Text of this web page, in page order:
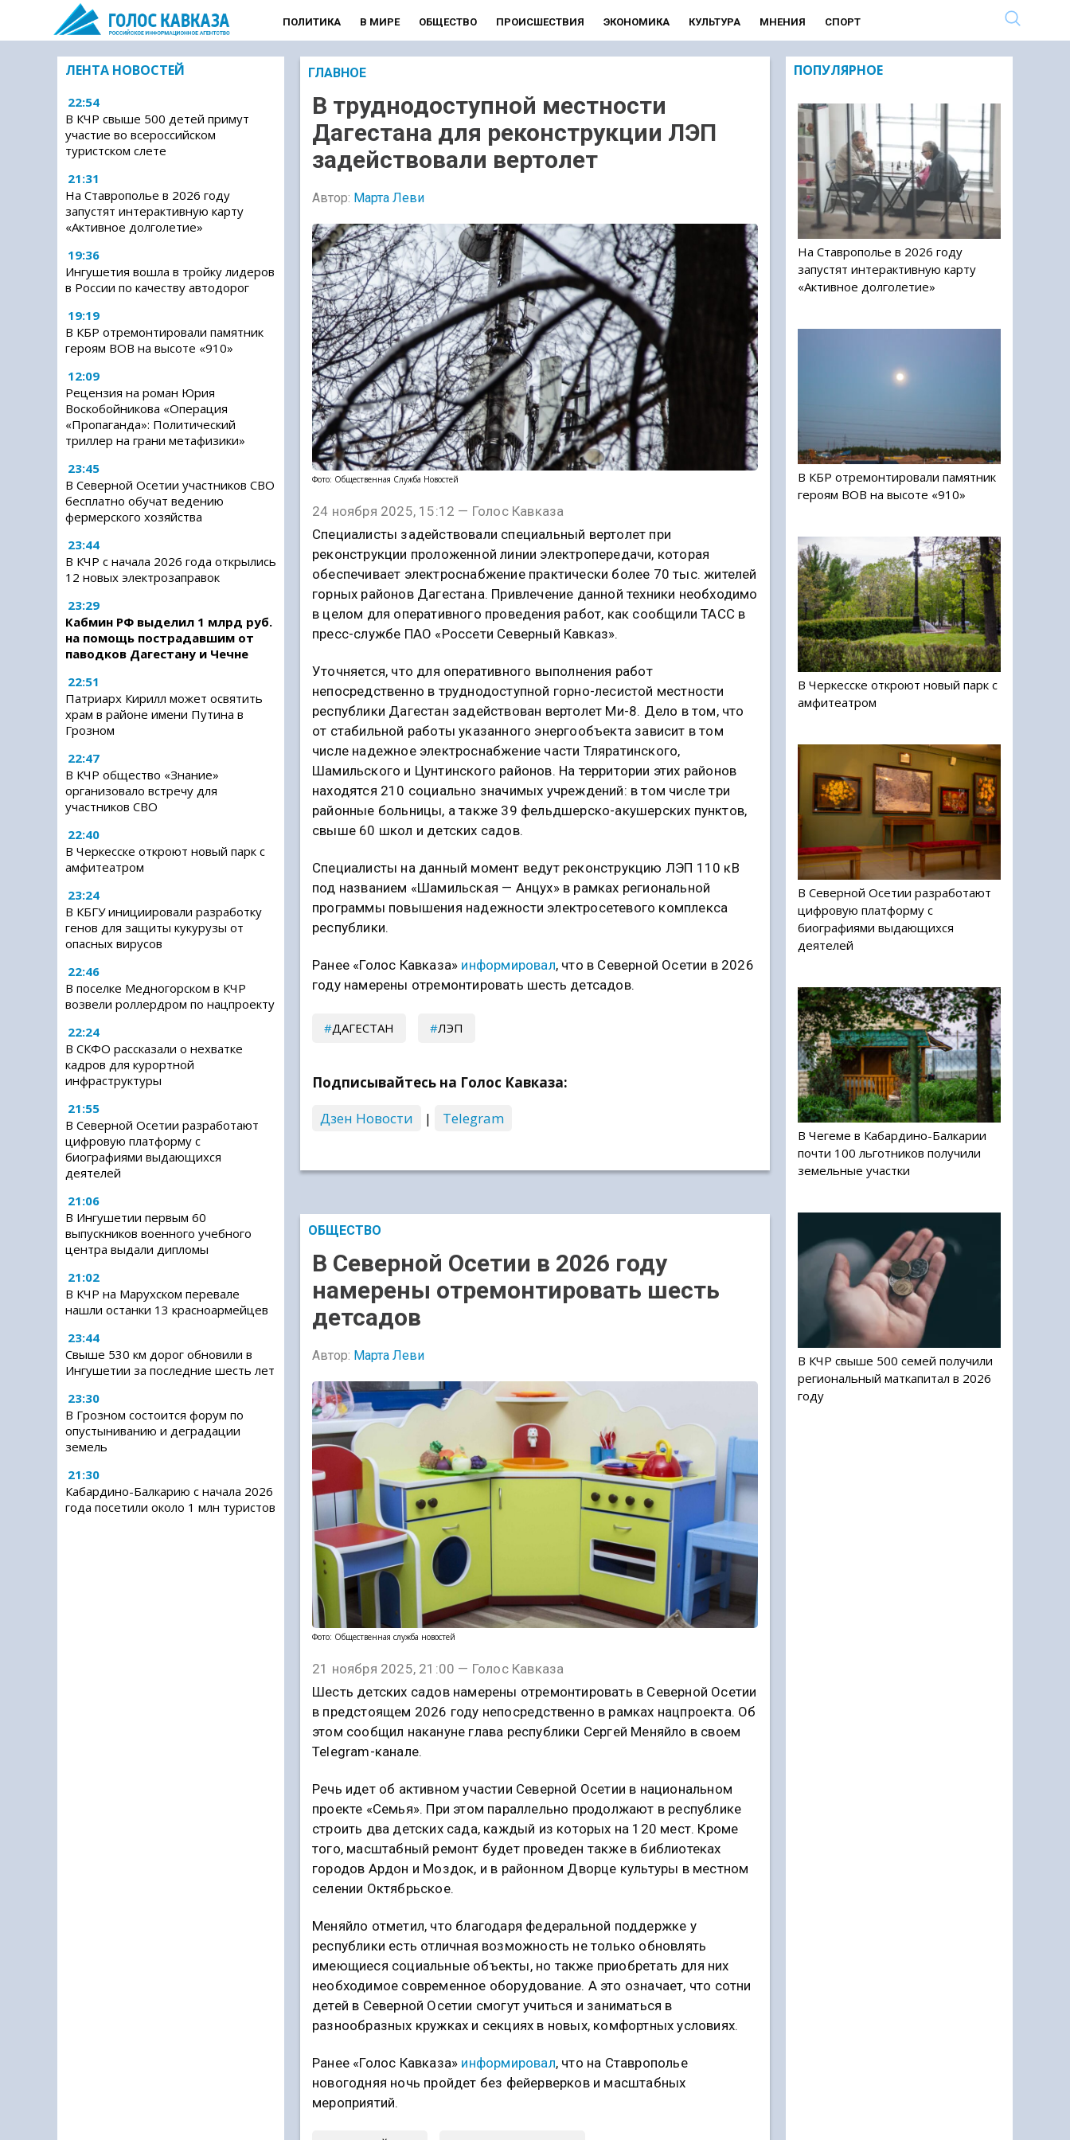
ПОЛИТИКА В МИРЕ ОБЩЕСТВО ПРОИСШЕСТВИЯ ЭКОНОМИКА КУЛЬТУРА МНЕНИЯ СПОРТ
ЛЕНТА НОВОСТЕЙ
22:54
В КЧР свыше 500 детей примут
участие во всероссийском
туристском слете
21:31
На Ставрополье в 2026 году
запустят интерактивную карту
«Активное долголетие»
19:36
Ингушетия вошла в тройку лидеров
в России по качеству автодорог
19:19
В КБР отремонтировали памятник
героям ВОВ на высоте «910»
12:09
Рецензия на роман Юрия
Воскобойникова «Операция
«Пропаганда»: Политический
триллер на грани метафизики»
23:45
В Северной Осетии участников СВО
бесплатно обучат ведению
фермерского хозяйства
23:44
В КЧР с начала 2026 года открылись
12 новых электрозаправок
23:29
Кабмин РФ выделил 1 млрд руб.
на помощь пострадавшим от
паводков Дагестану и Чечне
22:51
Патриарх Кирилл может освятить
храм в районе имени Путина в
Грозном
22:47
В КЧР общество «Знание»
организовало встречу для
участников СВО
22:40
В Черкесске откроют новый парк с
амфитеатром
23:24
В КБГУ инициировали разработку
генов для защиты кукурузы от
опасных вирусов
22:46
В поселке Медногорском в КЧР
возвели роллердром по нацпроекту
22:24
В СКФО рассказали о нехватке
кадров для курортной
инфраструктуры
21:55
В Северной Осетии разработают
цифровую платформу с
биографиями выдающихся
деятелей
21:06
В Ингушетии первым 60
выпускников военного учебного
центра выдали дипломы
21:02
В КЧР на Марухском перевале
нашли останки 13 красноармейцев
23:44
Свыше 530 км дорог обновили в
Ингушетии за последние шесть лет
23:30
В Грозном состоится форум по
опустыниванию и деградации
земель
21:30
Кабардино-Балкарию с начала 2026
года посетили около 1 млн туристов
ГЛАВНОЕ
В труднодоступной местности
Дагестана для реконструкции ЛЭП
задействовали вертолет
Автор: Марта Леви
Фото: Общественная Служба Новостей
24 ноября 2025, 15:12 — Голос Кавказа
Специалисты задействовали специальный вертолет при
реконструкции проложенной линии электропередачи, которая
обеспечивает электроснабжение практически более 70 тыс. жителей
горных районов Дагестана. Привлечение данной техники необходимо
в целом для оперативного проведения работ, как сообщили ТАСС в
пресс-службе ПАО «Россети Северный Кавказ».
Уточняется, что для оперативного выполнения работ
непосредственно в труднодоступной горно-лесистой местности
республики Дагестан задействован вертолет Ми-8. Дело в том, что
от стабильной работы указанного энергообъекта зависит в том
числе надежное электроснабжение части Тляратинского,
Шамильского и Цунтинского районов. На территории этих районов
находятся 210 социально значимых учреждений: в том числе три
районные больницы, а также 39 фельдшерско-акушерских пунктов,
свыше 60 школ и детских садов.
Специалисты на данный момент ведут реконструкцию ЛЭП 110 кВ
под названием «Шамильская — Анцух» в рамках региональной
программы повышения надежности электросетевого комплекса
республики.
Ранее «Голос Кавказа» информировал, что в Северной Осетии в 2026
году намерены отремонтировать шесть детсадов.
ДАГЕСТАН ЛЭП
Подписывайтесь на Голос Кавказа:
Дзен Новости
| Telegram
ОБЩЕСТВО
В Северной Осетии в 2026 году
намерены отремонтировать шесть
детсадов
Автор: Марта Леви
Фото: Общественная служба новостей
21 ноября 2025, 21:00 — Голос Кавказа
Шесть детских садов намерены отремонтировать в Северной Осетии
в предстоящем 2026 году непосредственно в рамках нацпроекта. Об
этом сообщил накануне глава республики Сергей Меняйло в своем
Telegram-канале.
Речь идет об активном участии Северной Осетии в национальном
проекте «Семья». При этом параллельно продолжают в республике
строить два детских сада, каждый из которых на 120 мест. Кроме
того, масштабный ремонт будет проведен также в библиотеках
городов Ардон и Моздок, и в районном Дворце культуры в местном
селении Октябрьское.
Меняйло отметил, что благодаря федеральной поддержке у
республики есть отличная возможность не только обновлять
имеющиеся социальные объекты, но также приобретать для них
необходимое современное оборудование. А это означает, что сотни
детей в Северной Осетии смогут учиться и заниматься в
разнообразных кружках и секциях в новых, комфортных условиях.
Ранее «Голос Кавказа» информировал, что на Ставрополье
новогодняя ночь пройдет без фейерверков и масштабных
мероприятий.
ПОПУЛЯРНОЕ
На Ставрополье в 2026 году
запустят интерактивную карту
«Активное долголетие»
В КБР отремонтировали памятник
героям ВОВ на высоте «910»
В Черкесске откроют новый парк с
амфитеатром
В Северной Осетии разработают
цифровую платформу с
биографиями выдающихся
деятелей
В Чегеме в Кабардино-Балкарии
почти 100 льготников получили
земельные участки
В КЧР свыше 500 семей получили
региональный маткапитал в 2026
году